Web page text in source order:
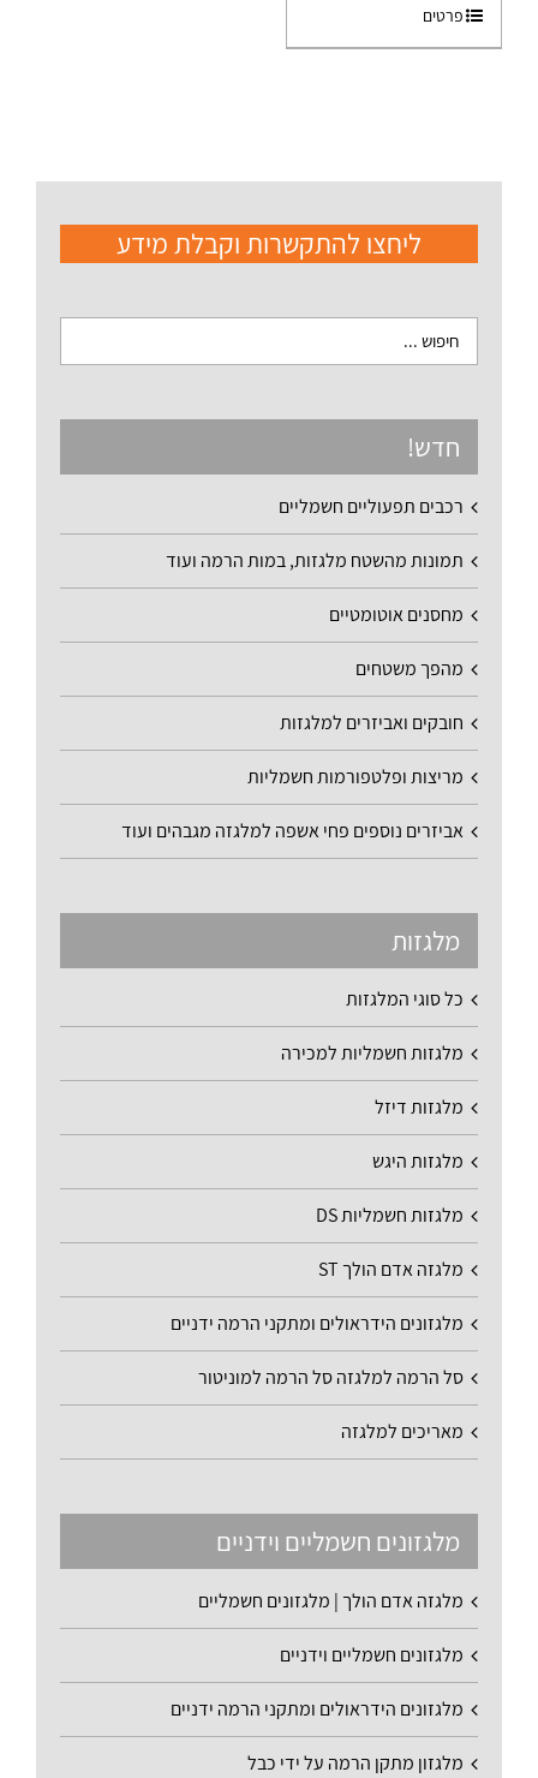
פרטים
ליחצו להתקשרות וקבלת מידע
חדש!
רכבים תפעוליים חשמליים
תמונות מהשטח מלגזות, במות הרמה ועוד
מחסנים אוטומטיים
מהפך משטחים
חובקים ואביזרים למלגזות
מריצות ופלטפורמות חשמליות
אביזרים נוספים פחי אשפה למלגזה מגבהים ועוד
מלגזות
כל סוגי המלגזות
מלגזות חשמליות למכירה
מלגזות דיזל
מלגזות היגש
מלגזות חשמליות DS
מלגזה אדם הולך ST
מלגזונים הידראולים ומתקני הרמה ידניים
סל הרמה למלגזה סל הרמה למוניטור
מאריכים למלגזה
מלגזונים חשמליים וידניים
מלגזה אדם הולך | מלגזונים חשמליים
מלגזונים חשמליים וידניים
מלגזונים הידראולים ומתקני הרמה ידניים
מלגזון מתקן הרמה על ידי כבל